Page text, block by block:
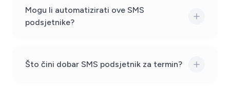
Mogu li automatizirati ove SMS
podsjetnike?
Što čini dobar SMS podsjetnik za termin?